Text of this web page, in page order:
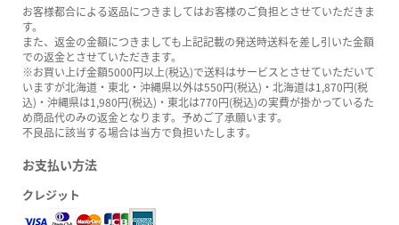
お客様都合による返品につきましてはお客様のご負担とさせていただきま
す。
また、返金の金額につきましても上記記載の発送時送料を差し引いた金額
での返金とさせていただきます。
※お買い上げ金額5000円以上(税込)で送料はサービスとさせていただいて
いますが北海道・東北・沖縄県以外は550円(税込)・北海道は1,870円(税
込)・沖縄県は1,980円(税込)・東北は770円(税込)の実費が掛かっているた
め商品代のみの返金となります。予めご了承願います。
不良品に該当する場合は当方で負担いたします。
お支払い方法
クレジット